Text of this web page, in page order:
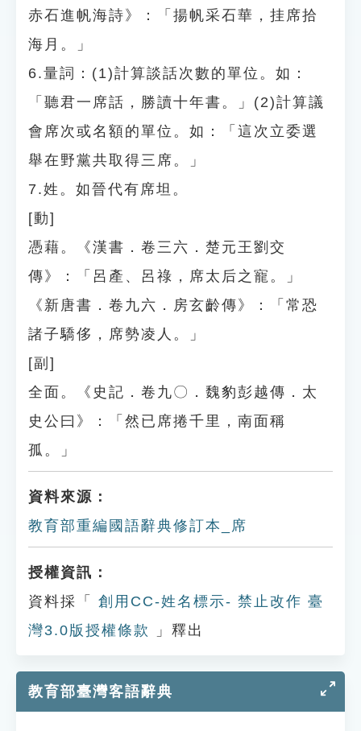
赤石進帆海詩》：「揚帆采石華，挂席拾
海月。」
6.量詞：(1)計算談話次數的單位。如：
「聽君一席話，勝讀十年書。」(2)計算議
會席次或名額的單位。如：「這次立委選
舉在野黨共取得三席。」
7.姓。如晉代有席坦。
[動]
憑藉。《漢書．卷三六．楚元王劉交
傳》：「呂產、呂祿，席太后之寵。」
《新唐書．卷九六．房玄齡傳》：「常恐
諸子驕侈，席勢凌人。」
[副]
全面。《史記．卷九〇．魏豹彭越傳．太
史公曰》：「然已席捲千里，南面稱
孤。」
資料來源：
教育部重編國語辭典修訂本_席
授權資訊：
資料採「
創用CC-姓名標示- 禁止改作 臺
灣3.0版授權條款
」釋出
教育部臺灣客語辭典